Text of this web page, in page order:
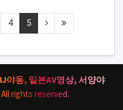
4 5(current)
야동, 일본AV영상, 서양야
All rights reserved.